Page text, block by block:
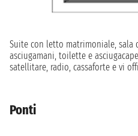
Suite con letto matrimoniale, sala
asciugamani, toilette e
satellitare, radio, cassaforte e vi
Ponti